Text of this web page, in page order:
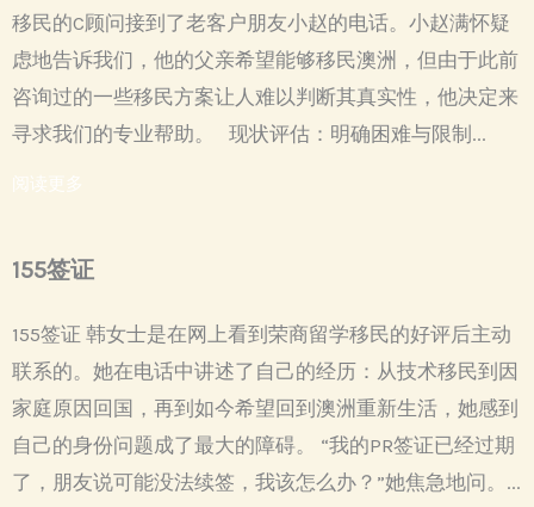
移民的C顾问接到了老客户朋友小赵的电话。小赵满怀疑
虑地告诉我们，他的父亲希望能够移民澳洲，但由于此前
咨询过的一些移民方案让人难以判断其真实性，他决定来
寻求我们的专业帮助。 现状评估：明确困难与限制...
阅读更多
155签证
155签证 韩女士是在网上看到荣商留学移民的好评后主动
联系的。她在电话中讲述了自己的经历：从技术移民到因
家庭原因回国，再到如今希望回到澳洲重新生活，她感到
自己的身份问题成了最大的障碍。 “我的PR签证已经过期
了，朋友说可能没法续签，我该怎么办？”她焦急地问。...